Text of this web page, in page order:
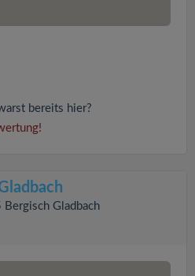
bereits hier?
Gladbach